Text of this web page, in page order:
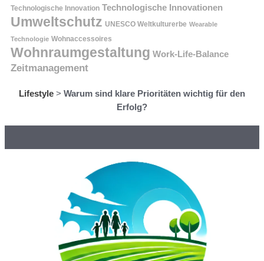
Technologische Innovation Technologische Innovationen
Umweltschutz UNESCO Weltkulturerbe Wearable
Technologie Wohnaccessoires
Wohnraumgestaltung Work-Life-Balance
Zeitmanagement
Lifestyle > Warum sind klare Prioritäten wichtig für den
Erfolg?